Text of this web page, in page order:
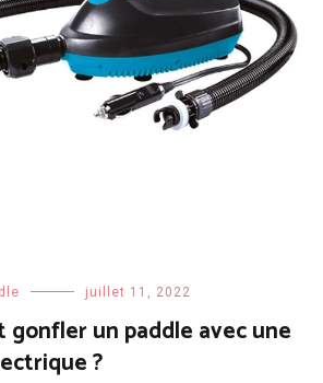
juillet 11, 2022
gonfler un paddle avec une
?